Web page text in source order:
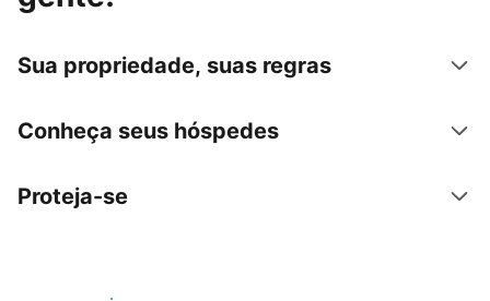
Sua propriedade, suas regras
Conheça seus hóspedes
Proteja-se